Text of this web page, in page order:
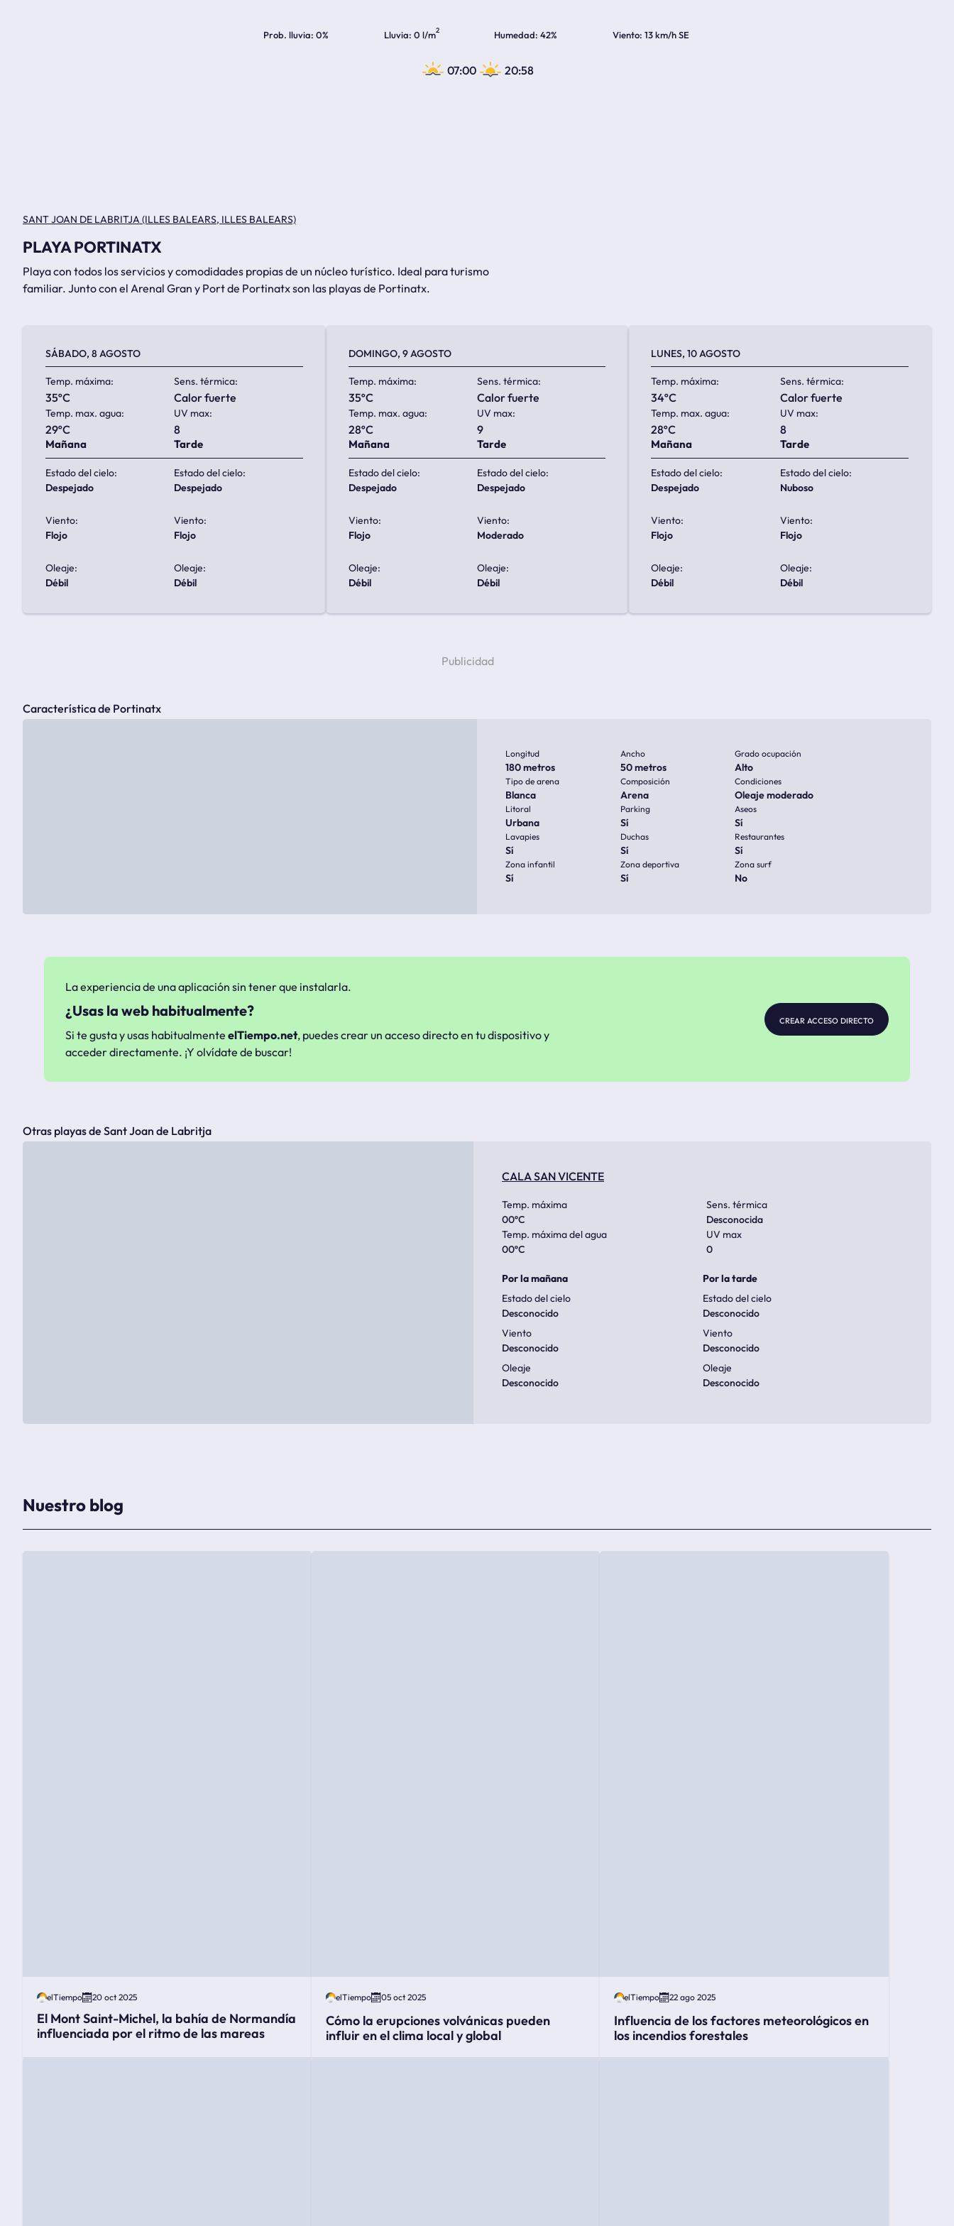
Prob. lluvia 0% Lluvia 0 l/m2 Humedad 42% Viento 13 km/h SE
07:00 20:58
SANT JOAN DE LABRITJA (ILLES BALEARS, ILLES BALEARS)
PLAYA PORTINATX
Playa con todos los servicios y comodidades propias de un núcleo turístico. Ideal para turismo
familiar. Junto con el Arenal Gran y Port de Portinatx son las playas de Portinatx.
SÁBADO, 8 AGOSTO
Temp. máxima:
35ºC
Sens. térmica:
calor fuerte
Temp. max. agua:
29ºC
UV max:
8
Mañana
Estado del cielo:
despejado
Viento:
flojo
Oleaje:
débil
Tarde
Estado del cielo:
despejado
Viento:
flojo
Oleaje:
débil
DOMINGO, 9 AGOSTO
Temp. máxima:
35ºC
Sens. térmica:
calor fuerte
Temp. max. agua:
28ºC
UV max:
9
Mañana
Estado del cielo:
despejado
Viento:
flojo
Oleaje:
débil
Tarde
Estado del cielo:
despejado
Viento:
moderado
Oleaje:
débil
LUNES, 10 AGOSTO
Temp. máxima:
34ºC
Sens. térmica:
calor fuerte
Temp. max. agua:
28ºC
UV max:
8
Mañana
Estado del cielo:
despejado
Viento:
flojo
Oleaje:
débil
Tarde
Estado del cielo:
nuboso
Viento:
flojo
Oleaje:
débil
Característica de Portinatx
Longitud
180 metros
Ancho
50 metros
Grado ocupación
Alto
Tipo de arena
Blanca
Composición
Arena
Condiciones
Oleaje moderado
Litoral
Urbana
Parking
Sí
Aseos
Sí
Lavapies
Sí
Duchas
Sí
Restaurantes
Sí
Zona infantil
Sí
Zona deportiva
Sí
Zona surf
No
La experiencia de una aplicación sin tener que instalarla.
¿Usas la web habitualmente?
Si te gusta y usas habitualmente elTiempo.net, puedes crear un acceso directo en tu dispositivo y
acceder directamente. ¡Y olvídate de buscar!
crear acceso directo
Otras playas de Sant Joan de Labritja
CALA SAN VICENTE
Temp. máxima
00ºC
Sens. térmica
Desconocida
Temp. máxima del agua
00ºC
UV max
0
Por la mañana
Estado del cielo
Desconocido
Viento
Desconocido
Oleaje
Desconocido
Por la tarde
Estado del cielo
Desconocido
Viento
Desconocido
Oleaje
Desconocido
Nuestro blog
elTiempo 20 oct 2025
El Mont Saint-Michel, la bahía de Normandía
influenciada por el ritmo de las mareas
elTiempo 05 oct 2025
Cómo la erupciones volvánicas pueden
influir en el clima local y global
elTiempo 22 ago 2025
Influencia de los factores meteorológicos en
los incendios forestales